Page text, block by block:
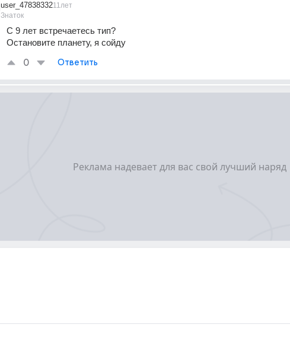
user_47838332
Знаток
11лет
С 9 лет встречаетесь тип?
Остановите планету, я сойду
0 Ответить